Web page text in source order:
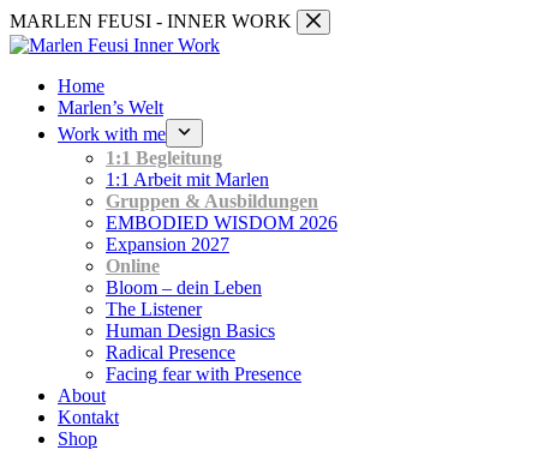
Zum
Inhalt
MARLEN FEUSI - INNER WORK
Home
Marlen’s Welt
Work with me
1:1 Begleitung
1:1 Arbeit mit Marlen
Gruppen & Ausbildungen
EMBODIED WISDOM 2026
Expansion 2027
Online
Bloom – dein Leben
The Listener
Human Design Basics
Radical Presence
Facing fear with Presence
About
Kontakt
Shop